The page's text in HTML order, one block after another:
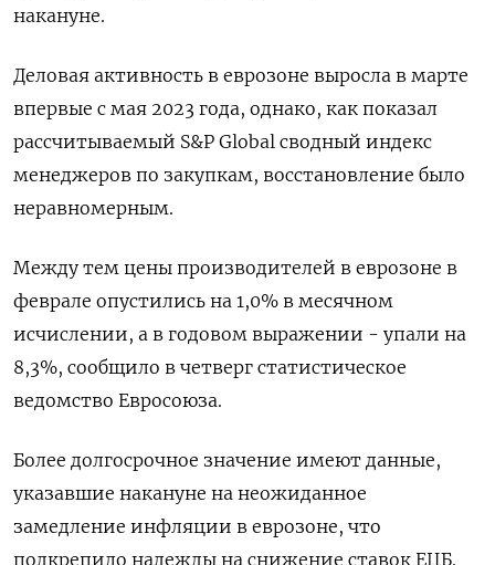
накануне.
Деловая активность в еврозоне выросла в марте
впервые с мая 2023 года, однако, как показал
рассчитываемый S&P Global сводный индекс
менеджеров по закупкам, восстановление было
неравномерным.
Между тем цены производителей в еврозоне в
феврале опустились на 1,0% в месячном
исчислении, а в годовом выражении - упали на
8,3%, сообщило в четверг статистическое
ведомство Евросоюза.
Более долгосрочное значение имеют данные,
указавшие накануне на неожиданное
замедление инфляции в еврозоне, что
подкрепило надежды на снижение ставок ЕЦБ.